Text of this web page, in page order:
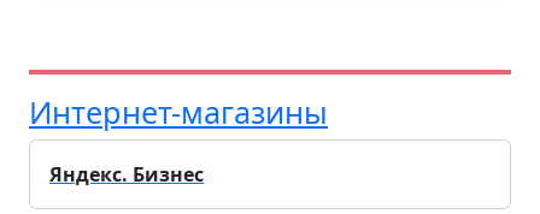
Интернет-магазины
Яндекс. Бизнес